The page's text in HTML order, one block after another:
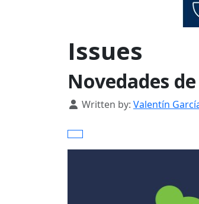
Issues
Novedades
Details
Written by: Valentín